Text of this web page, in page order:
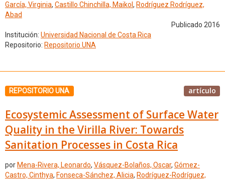
García, Virginia, Castillo Chinchilla, Maikol , Rodríguez Rodríguez,
Abad
Publicado 2016
Institución: Universidad Nacional de Costa Rica
Repositorio: Repositorio UNA
REPOSITORIO UNA artículo
Ecosystemic Assessment of Surface Water
Quality in the Virilla River: Towards
Sanitation Processes in Costa Rica
por Mena-Rivera, Leonardo, Vásquez-Bolaños, Oscar, Gómez-
Castro, Cinthya, Fonseca-Sánchez, Alicia, Rodríguez-Rodríguez,